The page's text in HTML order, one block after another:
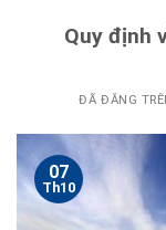
Quy định
ĐÃ ĐĂNG
07
Th10